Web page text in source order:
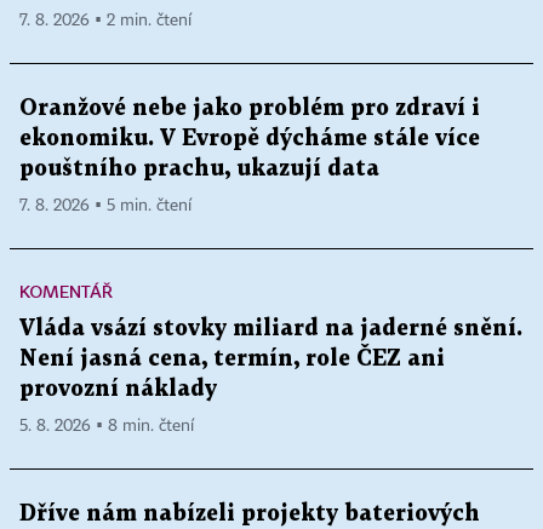
7. 8. 2026 ▪ 2 min. čtení
Oranžové nebe jako problém pro zdraví i
ekonomiku. V Evropě dýcháme stále více
pouštního prachu, ukazují data
7. 8. 2026 ▪ 5 min. čtení
KOMENTÁŘ
Vláda vsází stovky miliard na jaderné snění.
Není jasná cena, termín, role ČEZ ani
provozní náklady
5. 8. 2026 ▪ 8 min. čtení
Dříve nám nabízeli projekty bateriových